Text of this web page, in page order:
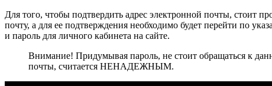
Для того, чтобы подтвердить адрес электронной почты, стоит
почту, а для ее подтверждения необходимо будет перейти по
и пароль для личного кабинета на сайте.
Внимание! Придумывая пароль, не стоит обращаться к
почты, считается НЕНАДЕЖНЫМ.